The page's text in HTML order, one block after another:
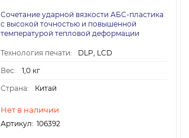
Сочетание ударной вязкости АБС-пластика
с высокой точностью и повышенной
температурой тепловой деформации
Технология печати:
DLP, LCD
Вес:
1,0 кг
Страна:
Китай
Нет в наличии
Артикул: 106392